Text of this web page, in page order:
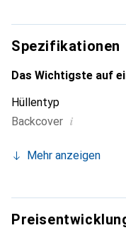
Produkte anerkannt
anspruchsvolle
Spezifikationen
Das Wichtigste auf
Hüllentyp
Backcover i
Mehr anzeigen